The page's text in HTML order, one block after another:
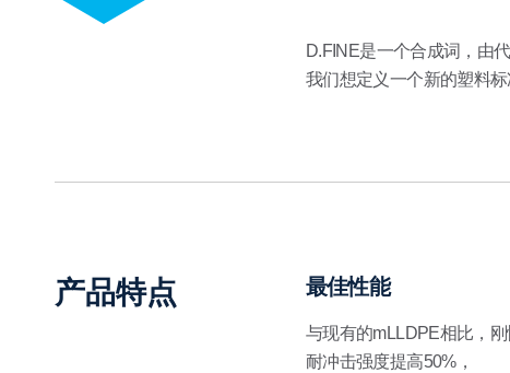
D.FINE是一个合成词，由
我们想定义一个新的塑料
产品特点 最佳性能
与现有的mLLDPE相比，刚
耐冲击强度提高50%，